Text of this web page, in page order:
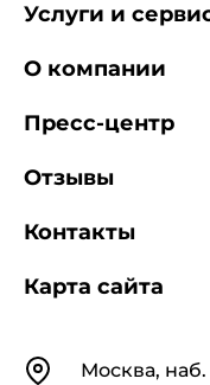
КонтактыМосква, наб.
Услуги и
О компании
Пресс-центр
Отзывы
Контакты
Карта сайта